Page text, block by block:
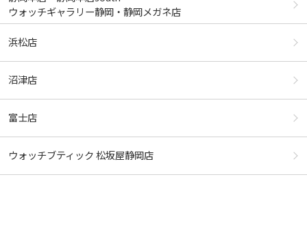
ウォッチギャラリー静岡・静岡メガネ店
浜松店
沼津店
富士店
ウォッチブティック 松坂屋静岡店